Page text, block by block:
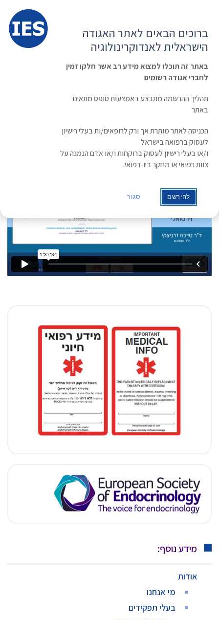
הרשמה ועדכון נתונים
כניסת חברים
ראשי » תעוד מפגש » תיעוד מפגש אנדוקלאב וירטואלי מתאריך 2.11.25
תיעוד מפגש אנדוקלאב וירטואלי מתאריך
תאריך: 02/11/2025
מידע נוסף:
אודות
מי אנחנו
בעלי תפקידים
ברוכים הבאים לאתר האגודה
הישראלית לאנדוקרינולוגיה
באתר זה תוכלו למצוא מידע רב אשר חלקו זמין
לחברי אגודה רשומים
תהליך ההרשמה מתבצע באמצעות טופס מתאים
באתר
הכניסה לאתר מותרת אך ורק לרופאים/ות בעלי רישיון
לעסוק ברפואה בישראל
ו/או בעלי רישיון לעסוק ברוקחות ו/או אדם הנמנה על
צוות רפואי או מחקר ביו-רפואי.
להירשם סגור